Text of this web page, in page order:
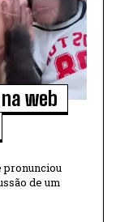
web
pronunciou
de um